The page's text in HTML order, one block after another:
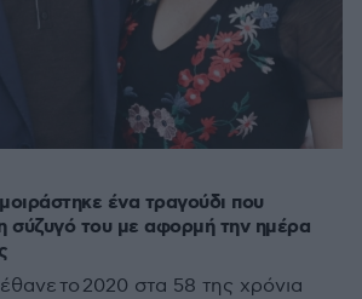
ένα τραγούδι που
σύζυγό του με αφορμή την ημέρα
το 2020 στα 58 της χρόνια